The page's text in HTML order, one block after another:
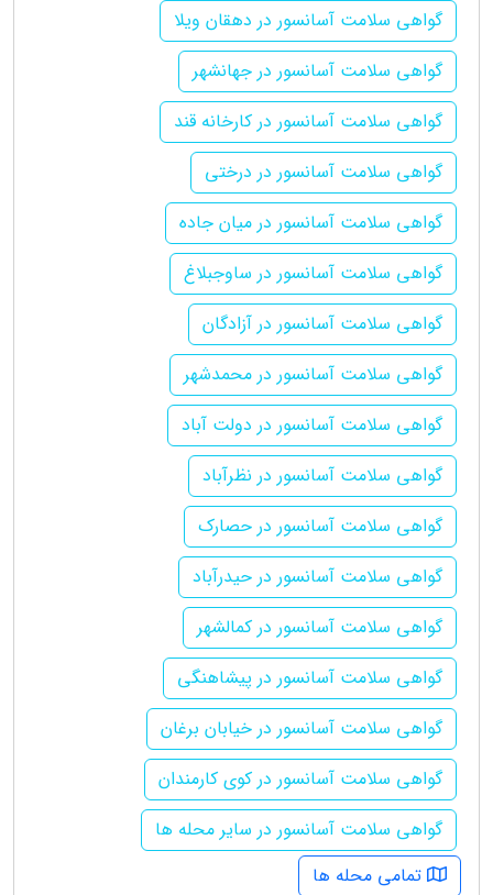
گواهی سلامت آسانسور در دهقان ویلا
گواهی سلامت آسانسور در جهانشهر
گواهی سلامت آسانسور در کارخانه قند
گواهی سلامت آسانسور در درختی
گواهی سلامت آسانسور در میان جاده
گواهی سلامت آسانسور در ساوجبلاغ
گواهی سلامت آسانسور در آزادگان
گواهی سلامت آسانسور در محمدشهر
گواهی سلامت آسانسور در دولت آباد
گواهی سلامت آسانسور در نظرآباد
گواهی سلامت آسانسور در حصارک
گواهی سلامت آسانسور در حیدرآباد
گواهی سلامت آسانسور در کمالشهر
گواهی سلامت آسانسور در پیشاهنگی
گواهی سلامت آسانسور در خیابان برغان
گواهی سلامت آسانسور در کوی کارمندان
گواهی سلامت آسانسور در سایر محله ها
تمامی محله ها